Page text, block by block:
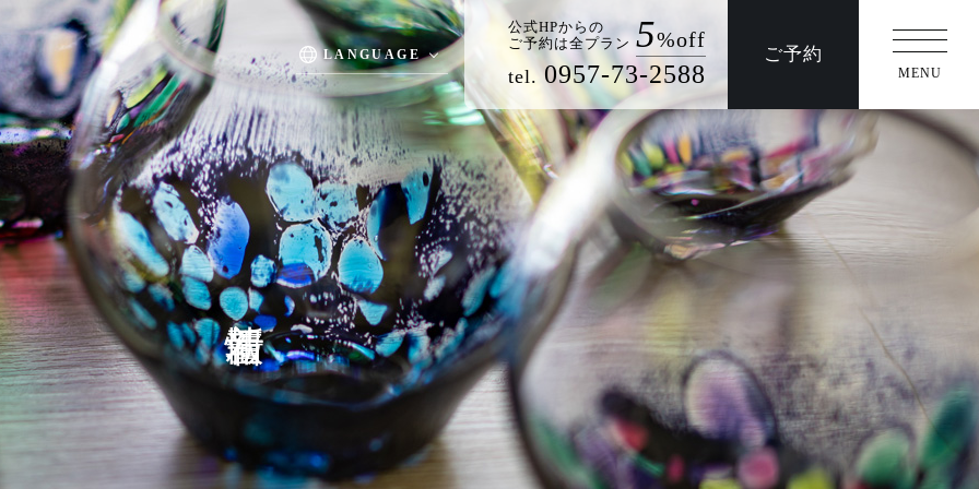
温泉 お料理 館内施設/日本庭園 慶事/法事 交通アクセス ご予約
MENU
LANGUAGE
公式HPからの
ご予約は全プラン 5%off
tel.0957-73-2588
TOP 周辺観光
客室 交通アクセス
温泉 慶事/法事
お料理 団体プラン/日帰りプラン
館内施設 ウエディング
よくある質問
お問い合わせ
新着情報